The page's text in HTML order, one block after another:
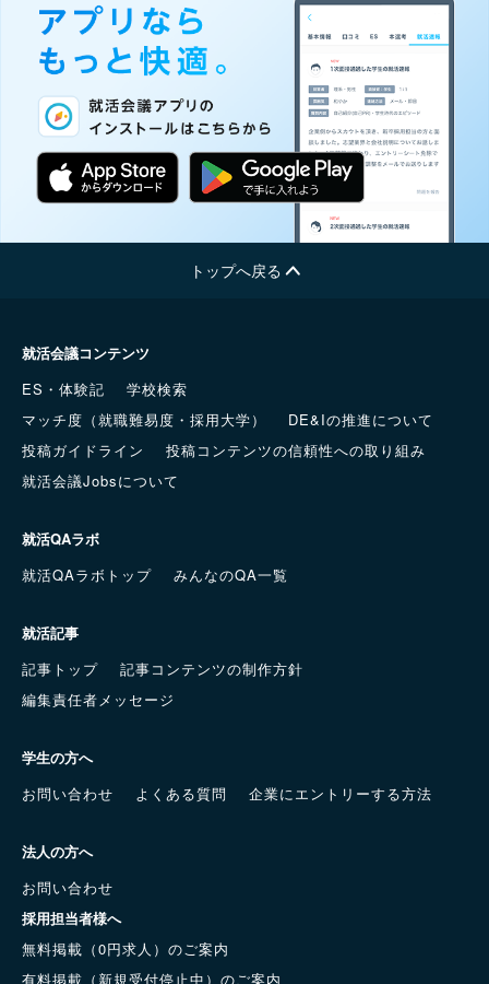
トップへ戻る
就活会議コンテンツ
ES・体験記
学校検索
マッチ度（就職難易度・採用大学）
DE&Iの推進について
投稿ガイドライン
投稿コンテンツの信頼性への取り組み
就活会議Jobsについて
就活QAラボ
就活QAラボトップ
みんなのQA一覧
就活記事
記事トップ
記事コンテンツの制作方針
編集責任者メッセージ
学生の方へ
お問い合わせ
よくある質問 企業にエントリーする方法
法人の方へ
お問い合わせ
採用担当者様へ
無料掲載（0円求人）のご案内
有料掲載（新規受付停止中）のご案内